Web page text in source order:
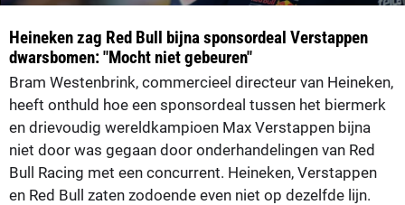
Heineken zag Red Bull bijna sponsordeal Verstappen
dwarsbomen: "Mocht niet gebeuren"
Bram Westenbrink, commercieel directeur van Heineken,
heeft onthuld hoe een sponsordeal tussen het biermerk
en drievoudig wereldkampioen Max Verstappen bijna
niet door was gegaan door onderhandelingen van Red
Bull Racing met een concurrent. Heineken, Verstappen
en Red Bull zaten zodoende even niet op dezelfde lijn.